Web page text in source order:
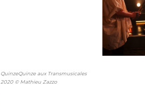
QuinzeQuinze aux Transmusicales
2020 © Mathieu Zazzo